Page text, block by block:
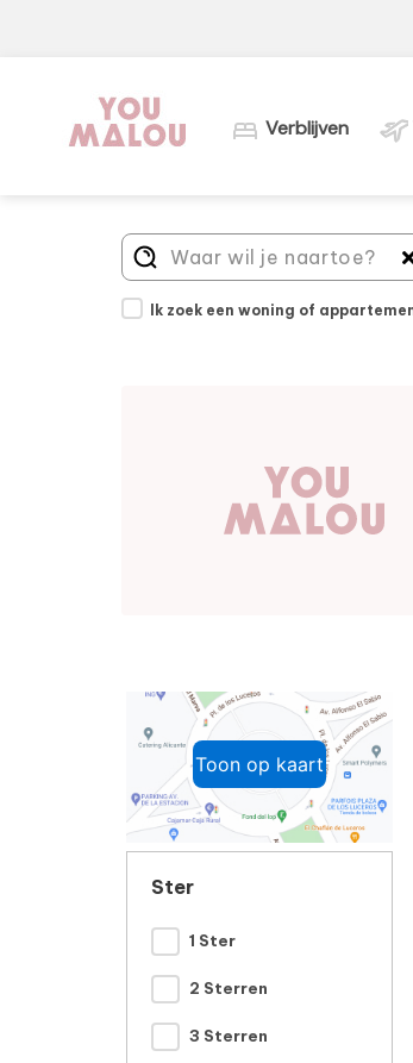
Verblijven
Ik zoek een woning of
Toon op kaart
Ster
1 Ster
2 Sterren
3 Sterren